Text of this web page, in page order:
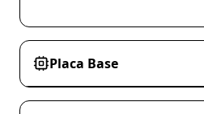
Placa Base